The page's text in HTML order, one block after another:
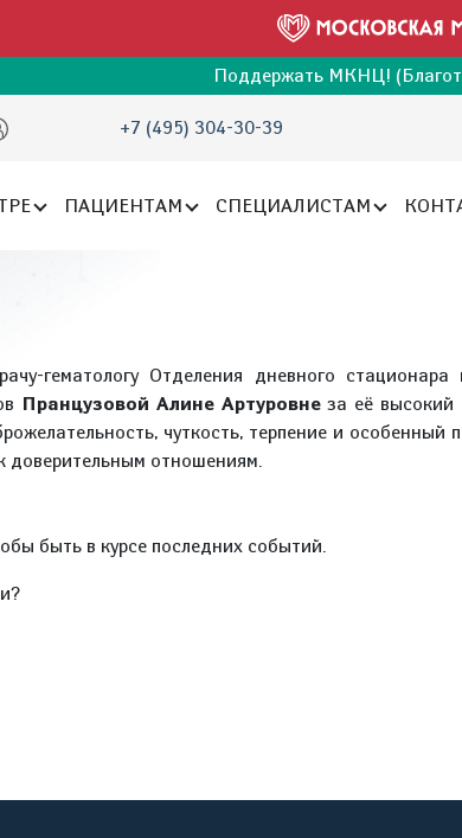
Поддержать МКНЦ!
+7 (495) 304-30-39
ПАЦИЕНТАМ СПЕЦИАЛИСТАМ
гематологу Отделения дневного стационара
Пранцузовой Алине Артуровнеза её высокий
чуткость, терпение и особенный
доверительным отношениям.
быть в курсе последних событий.